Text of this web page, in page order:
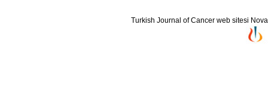
Turkish Journal of Cancer web sitesi